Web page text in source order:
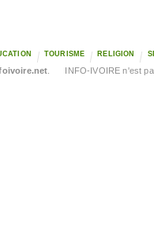
TOURISME RELIGION
. INFO-IVOIRE n'est